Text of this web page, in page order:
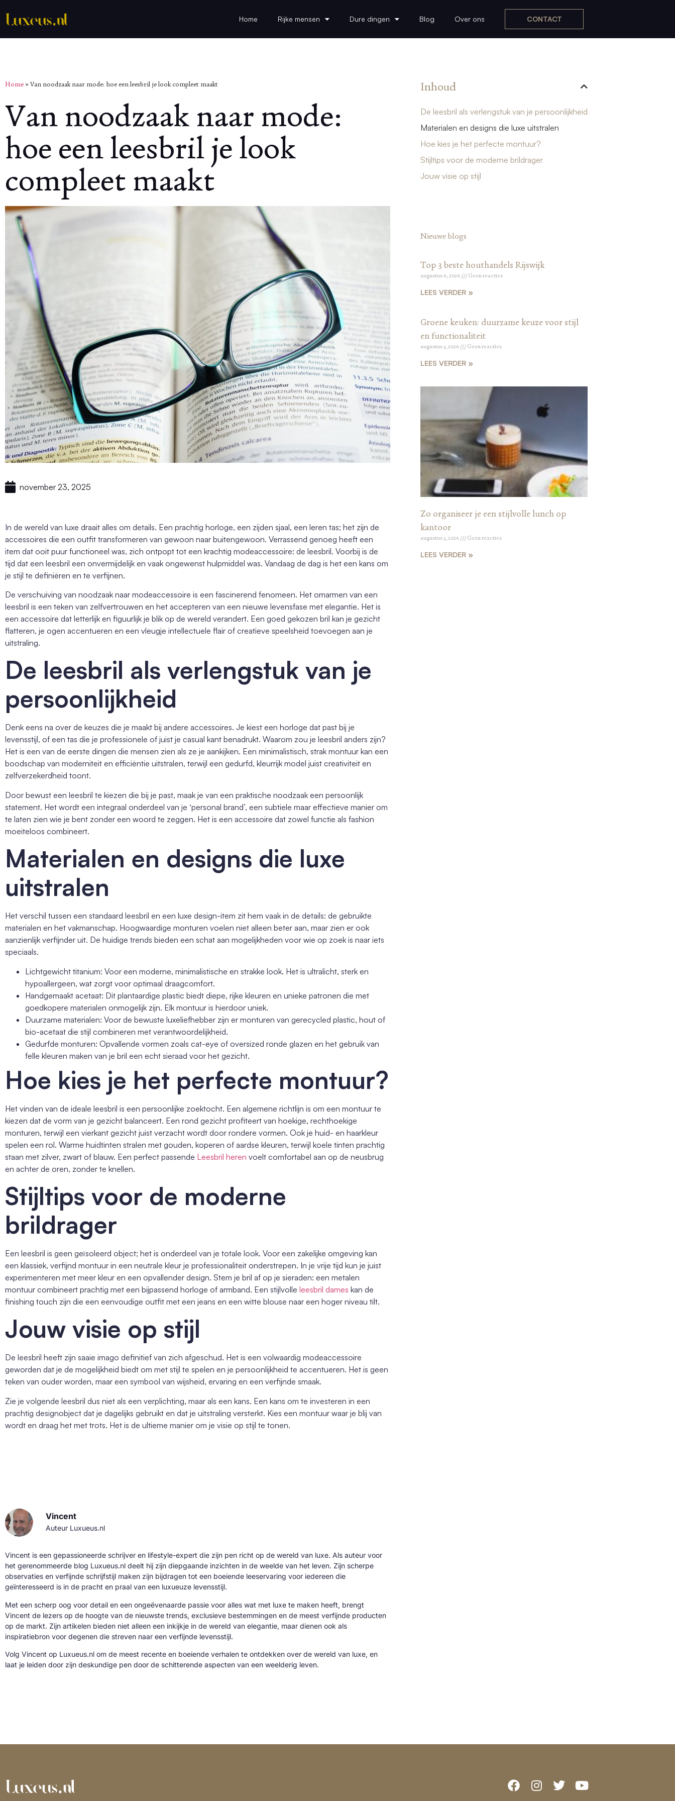
Home Rijke mensen Dure dingen Blog Over ons CONTACT
Home » Van noodzaak naar mode: hoe een leesbril je look compleet maakt
Van noodzaak naar mode:
hoe een leesbril je look
compleet maakt
november 23, 2025
In de wereld van luxe draait alles om details. Een prachtig horloge, een zijden sjaal, een leren tas; het zijn de
accessoires die een outfit transformeren van gewoon naar buitengewoon. Verrassend genoeg heeft een
item dat ooit puur functioneel was, zich ontpopt tot een krachtig modeaccessoire: de leesbril. Voorbij is de
tijd dat een leesbril een onvermijdelijk en vaak ongewenst hulpmiddel was. Vandaag de dag is het een kans om
je stijl te definiëren en te verfijnen.
De verschuiving van noodzaak naar modeaccessoire is een fascinerend fenomeen. Het omarmen van een
leesbril is een teken van zelfvertrouwen en het accepteren van een nieuwe levensfase met elegantie. Het is
een accessoire dat letterlijk en figuurlijk je blik op de wereld verandert. Een goed gekozen bril kan je gezicht
flatteren, je ogen accentueren en een vleugje intellectuele flair of creatieve speelsheid toevoegen aan je
uitstraling.
De leesbril als verlengstuk van je
persoonlijkheid
Denk eens na over de keuzes die je maakt bij andere accessoires. Je kiest een horloge dat past bij je
levensstijl, of een tas die je professionele of juist je casual kant benadrukt. Waarom zou je leesbril anders zijn?
Het is een van de eerste dingen die mensen zien als ze je aankijken. Een minimalistisch, strak montuur kan een
boodschap van moderniteit en efficiëntie uitstralen, terwijl een gedurfd, kleurrijk model juist creativiteit en
zelfverzekerdheid toont.
Door bewust een leesbril te kiezen die bij je past, maak je van een praktische noodzaak een persoonlijk
statement. Het wordt een integraal onderdeel van je ‘personal brand’, een subtiele maar effectieve manier om
te laten zien wie je bent zonder een woord te zeggen. Het is een accessoire dat zowel functie als fashion
moeiteloos combineert.
Materialen en designs die luxe
uitstralen
Het verschil tussen een standaard leesbril en een luxe design-item zit hem vaak in de details: de gebruikte
materialen en het vakmanschap. Hoogwaardige monturen voelen niet alleen beter aan, maar zien er ook
aanzienlijk verfijnder uit. De huidige trends bieden een schat aan mogelijkheden voor wie op zoek is naar iets
speciaals.
Lichtgewicht titanium: Voor een moderne, minimalistische en strakke look. Het is ultralicht, sterk en
hypoallergeen, wat zorgt voor optimaal draagcomfort.
Handgemaakt acetaat: Dit plantaardige plastic biedt diepe, rijke kleuren en unieke patronen die met
goedkopere materialen onmogelijk zijn. Elk montuur is hierdoor uniek.
Duurzame materialen: Voor de bewuste luxeliefhebber zijn er monturen van gerecycled plastic, hout of
bio-acetaat die stijl combineren met verantwoordelijkheid.
Gedurfde monturen: Opvallende vormen zoals cat-eye of oversized ronde glazen en het gebruik van
felle kleuren maken van je bril een echt sieraad voor het gezicht.
Hoe kies je het perfecte montuur?
Het vinden van de ideale leesbril is een persoonlijke zoektocht. Een algemene richtlijn is om een montuur te
kiezen dat de vorm van je gezicht balanceert. Een rond gezicht profiteert van hoekige, rechthoekige
monturen, terwijl een vierkant gezicht juist verzacht wordt door rondere vormen. Ook je huid- en haarkleur
spelen een rol. Warme huidtinten stralen met gouden, koperen of aardse kleuren, terwijl koele tinten prachtig
staan met zilver, zwart of blauw. Een perfect passende Leesbril heren voelt comfortabel aan op de neusbrug
en achter de oren, zonder te knellen.
Stijltips voor de moderne
brildrager
Een leesbril is geen geïsoleerd object; het is onderdeel van je totale look. Voor een zakelijke omgeving kan
een klassiek, verfijnd montuur in een neutrale kleur je professionaliteit onderstrepen. In je vrije tijd kun je juist
experimenteren met meer kleur en een opvallender design. Stem je bril af op je sieraden: een metalen
montuur combineert prachtig met een bijpassend horloge of armband. Een stijlvolle leesbril dames kan de
finishing touch zijn die een eenvoudige outfit met een jeans en een witte blouse naar een hoger niveau tilt.
Jouw visie op stijl
De leesbril heeft zijn saaie imago definitief van zich afgeschud. Het is een volwaardig modeaccessoire
geworden dat je de mogelijkheid biedt om met stijl te spelen en je persoonlijkheid te accentueren. Het is geen
teken van ouder worden, maar een symbool van wijsheid, ervaring en een verfijnde smaak.
Zie je volgende leesbril dus niet als een verplichting, maar als een kans. Een kans om te investeren in een
prachtig designobject dat je dagelijks gebruikt en dat je uitstraling versterkt. Kies een montuur waar je blij van
wordt en draag het met trots. Het is de ultieme manier om je visie op stijl te tonen.
Vincent
Auteur Luxueus.nl
Vincent is een gepassioneerde schrijver en lifestyle-expert die zijn pen richt op de wereld van luxe. Als auteur voor
het gerenommeerde blog Luxueus.nl deelt hij zijn diepgaande inzichten in de weelde van het leven. Zijn scherpe
observaties en verfijnde schrijfstijl maken zijn bijdragen tot een boeiende leeservaring voor iedereen die
geïnteresseerd is in de pracht en praal van een luxueuze levensstijl.
Met een scherp oog voor detail en een ongeëvenaarde passie voor alles wat met luxe te maken heeft, brengt
Vincent de lezers op de hoogte van de nieuwste trends, exclusieve bestemmingen en de meest verfijnde producten
op de markt. Zijn artikelen bieden niet alleen een inkijkje in de wereld van elegantie, maar dienen ook als
inspiratiebron voor degenen die streven naar een verfijnde levensstijl.
Volg Vincent op Luxueus.nl om de meest recente en boeiende verhalen te ontdekken over de wereld van luxe, en
laat je leiden door zijn deskundige pen door de schitterende aspecten van een weelderig leven.
Inhoud
De leesbril als verlengstuk van je persoonlijkheid
Materialen en designs die luxe uitstralen
Hoe kies je het perfecte montuur?
Stijltips voor de moderne brildrager
Jouw visie op stijl
Nieuwe blogs
Top 3 beste houthandels Rijswijk
augustus 6, 2026 Geen reacties
LEES VERDER »
Groene keuken: duurzame keuze voor stijl
en functionaliteit
augustus 3, 2026 Geen reacties
LEES VERDER »
Zo organiseer je een stijlvolle lunch op
kantoor
augustus 3, 2026 Geen reacties
LEES VERDER »